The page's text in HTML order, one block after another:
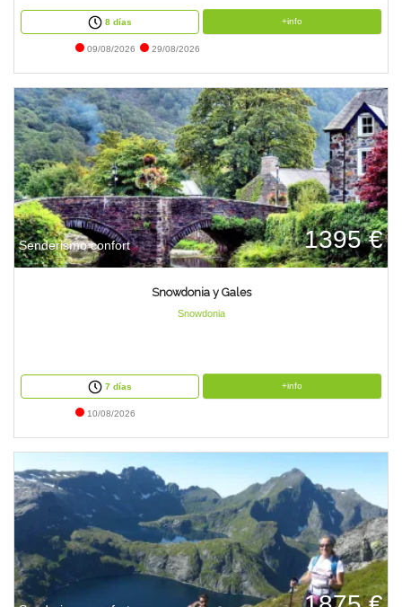
8 días +info
09/08/2026 29/08/2026
Senderismo confort 1395 €
Snowdonia y Gales
Snowdonia
7 días +info
10/08/2026